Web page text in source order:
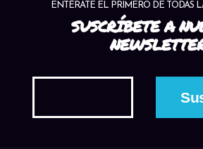
ENTÉRATE EL PRIMERO DE TODAS
SUSCRÍBETE A